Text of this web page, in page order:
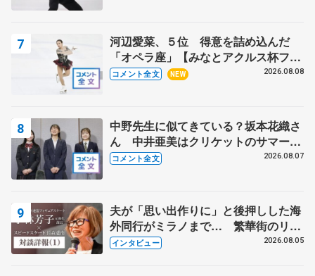
河辺愛菜、５位 得意を詰め込んだ
「オペラ座」【みなとアクルス杯フリ
ー】
コメント全文 NEW 2026.08.08
中野先生に似てきている？坂本花織さ
ん 中井亜美はクリケットのサマーキ
ャンプに 島田麻央はたくさん試合に
コメント全文 2026.08.07
夫が「思い出作りに」と後押しした海
外同行がミラノまで… 繁華街のリン
クでは不良のお兄さんも味方に 小林
インタビュー 2026.08.05